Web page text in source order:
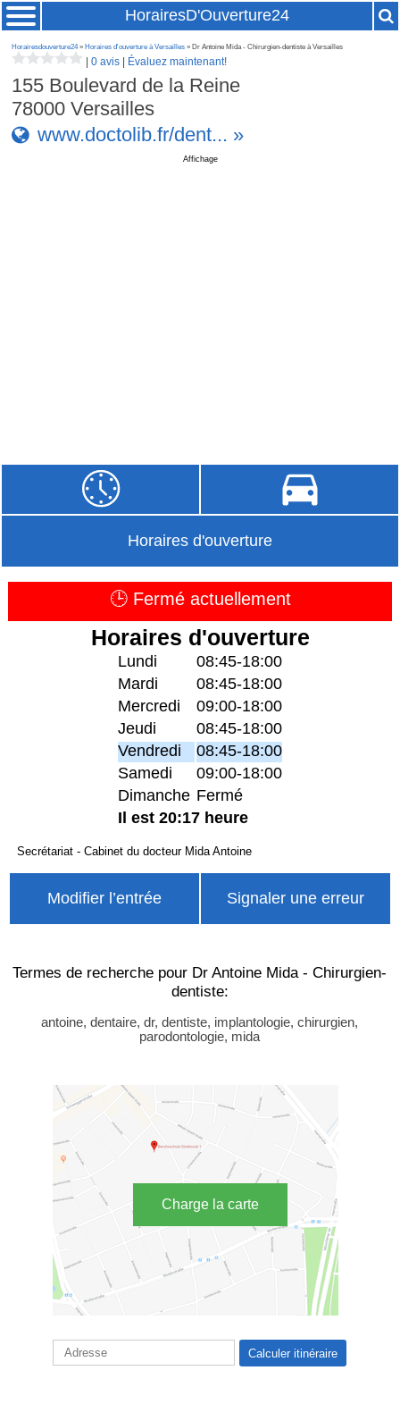
HorairesD'Ouverture24
Horairesdouverture24» Horaires d'ouverture à Versailles » Dr Antoine Mida - Chirurgien-dentiste à Versailles
|0 avis Évaluez maintenant!
155 Boulevard de la Reine
78000Versailles
www.doctolib.fr/dent... »
Affichage
Horaires d'ouverture
🕒 Fermé actuellement
Horaires d'ouverture
Lundi
08:45-18:00
Mardi
08:45-18:00
Mercredi
09:00-18:00
Jeudi
08:45-18:00
Vendredi
08:45-18:00
Samedi
09:00-18:00
Dimanche Fermé
Il est 20:17 heure
Secrétariat - Cabinet du docteur Mida Antoine
Modifier l’entrée Signaler une erreur
Termes de recherche pour Dr Antoine Mida - Chirurgien-
dentiste:
antoine, dentaire, dr, dentiste, implantologie, chirurgien,
parodontologie, mida
Charge la carte